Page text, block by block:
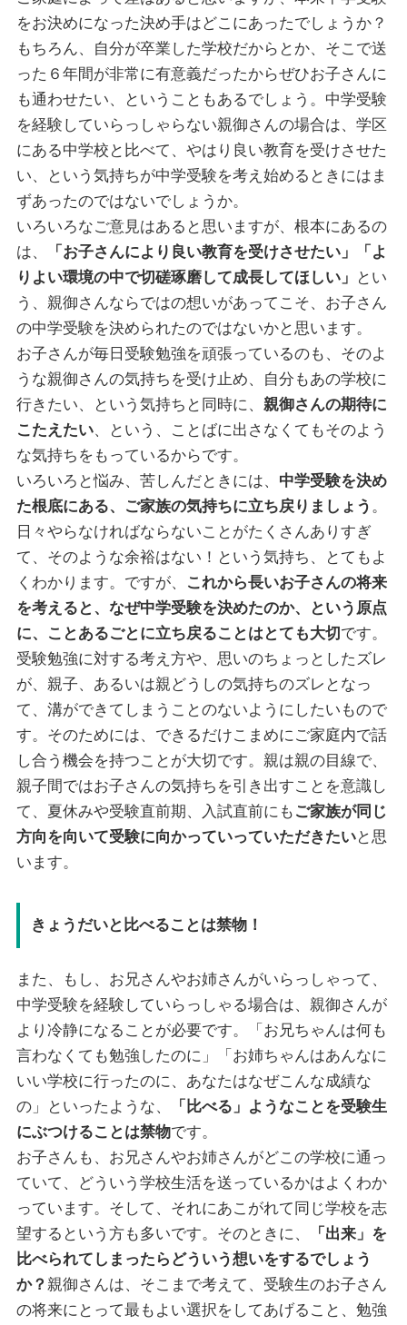
をお決めになった決め手はどこにあったでしょうか？
もちろん、自分が卒業した学校だからとか、そこで送
った６年間が非常に有意義だったからぜひお子さんに
も通わせたい、ということもあるでしょう。中学受験
を経験していらっしゃらない親御さんの場合は、学区
にある中学校と比べて、やはり良い教育を受けさせた
い、という気持ちが中学受験を考え始めるときにはま
ずあったのではないでしょうか。
いろいろなご意見はあると思いますが、根本にあるの
は、
「お子さんにより良い教育を受けさせたい」「よ
りよい環境の中で切磋琢磨して成長してほしい」
とい
う、親御さんならではの想いがあってこそ、お子さん
の中学受験を決められたのではないかと思います。
お子さんが毎日受験勉強を頑張っているのも、そのよ
うな親御さんの気持ちを受け止め、自分もあの学校に
行きたい、という気持ちと同時に、 親御さんの期待に
こたえたい、という、ことばに出さなくてもそのよう
な気持ちをもっているからです。
いろいろと悩み、苦しんだときには、 中学受験を決め
た根底にある、ご家族の気持ちに立ち戻りましょう 。
日々やらなければならないことがたくさんありすぎ
て、そのような余裕はない！という気持ち、とてもよ
くわかります。ですが、
これから長いお子さんの将来
を考えると、なぜ中学受験を決めたのか、という原点
に、ことあるごとに立ち戻ることはとても大切 です。
受験勉強に対する考え方や、思いのちょっとしたズレ
が、親子、あるいは親どうしの気持ちのズレとなっ
て、溝ができてしまうことのないようにしたいもので
す。そのためには、できるだけこまめにご家庭内で話
し合う機会を持つことが大切です。親は親の目線で、
親子間ではお子さんの気持ちを引き出すことを意識し
て、夏休みや受験直前期、入試直前にも ご家族が同じ
方向を向いて受験に向かっていっていただきたいと思
います。
きょうだいと比べることは禁物！
また、もし、お兄さんやお姉さんがいらっしゃって、
中学受験を経験していらっしゃる場合は、親御さんが
より冷静になることが必要です。「お兄ちゃんは何も
言わなくても勉強したのに」「お姉ちゃんはあんなに
いい学校に行ったのに、あなたはなぜこんな成績な
の」といったような、
「比べる」ようなことを受験生
にぶつけることは禁物です。
お子さんも、お兄さんやお姉さんがどこの学校に通っ
ていて、どういう学校生活を送っているかはよくわか
っています。そして、それにあこがれて同じ学校を志
望するという方も多いです。そのときに、
「出来」を
比べられてしまったらどういう想いをするでしょう
か？ 親御さんは、そこまで考えて、受験生のお子さん
の将来にとって最もよい選択をしてあげること、勉強